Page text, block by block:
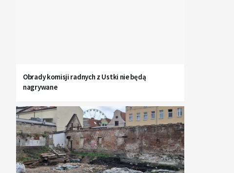
Obrady komisji radnych z Ustki nie będą
nagrywane